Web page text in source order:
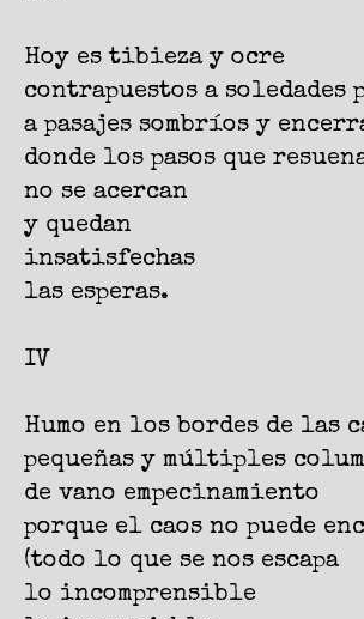
Hoy es tibieza y ocre
contrapuestos a soledades
a pasajes sombríos y
donde los pasos que
no se acercan
y quedan
insatisfechas
las esperas.
IV
Humo en los bordes de las
pequeñas y múltiples
de vano empecinamiento
porque el caos no puede
(todo lo que se nos escapa
lo incomprensible